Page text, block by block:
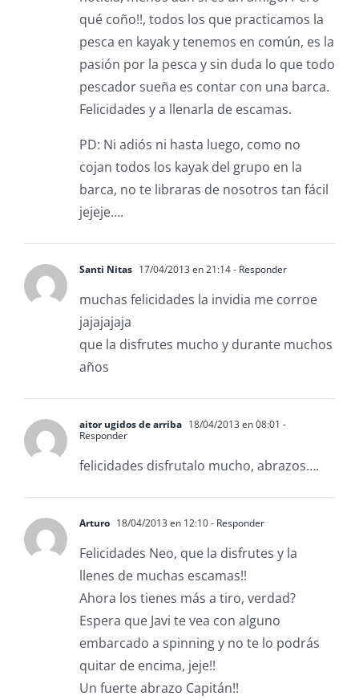
qué coño!!, todos los que practicamos la
pesca en kayak y tenemos en común, es la
pasión por la pesca y sin duda lo que todo
pescador sueña es contar con una barca.
Felicidades y a llenarla de escamas.
PD: Ni adiós ni hasta luego, como no
cojan todos los kayak del grupo en la
barca, no te libraras de nosotros tan fácil
jejeje….
Santi Nitas 17/04/2013 en 21:14- Responder
muchas felicidades la invidia me corroe
jajajajaja
que la disfrutes mucho y durante muchos
años
aitor ugidos de arriba 18/04/2013 en 08:01 -
Responder
felicidades disfrutalo mucho, abrazos….
Arturo 18/04/2013 en 12:10- Responder
Felicidades Neo, que la disfrutes y la
llenes de muchas escamas!!
Ahora los tienes más a tiro, verdad?
Espera que Javi te vea con alguno
embarcado a spinning y no te lo podrás
quitar de encima, jeje!!
Un fuerte abrazo Capitán!!